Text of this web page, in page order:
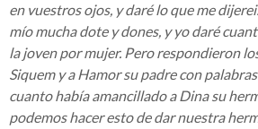
en vuestros ojos, y daré lo que me
mío mucha dote y dones, y yo daré
la joven por mujer. Pero respondieron
Siquem y a Hamor su padre con
cuanto había amancillado a Dina su
podemos hacer esto de dar nuestra